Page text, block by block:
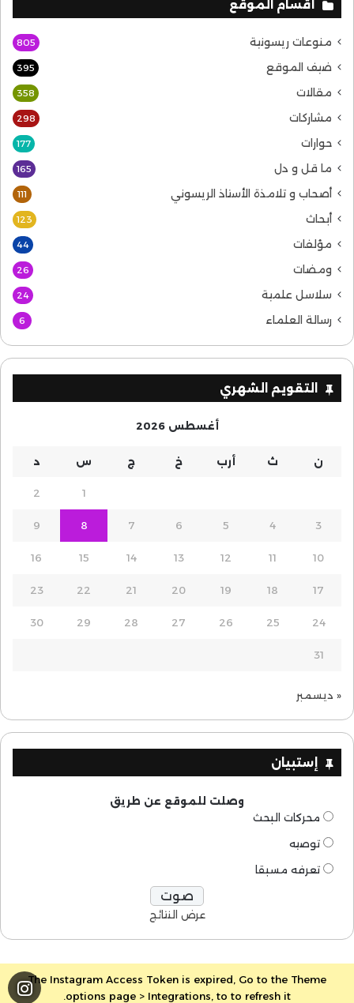
أقسام الموقع
منوعات ريسونية 805
ضيف الموقع 395
مقالات 358
مشاركات 298
حوارات 177
ما قل و دل 165
أصحاب و تلامذة الأستاذ الريسوني 111
أبحاث 123
مؤلفات 44
ومضات 26
سلاسل علمية 24
رسالة العلماء 6
التقويم الشهري
أغسطس 2026
ن ث أرب خ ج س د
1
2
3
4
5
6
7
8
9
10
11
12
13
14
15
16
17
18
19
20
21
22
23
24
25
26
27
28
29
30
31
« ديسمبر
إستبيان
وصلت للموقع عن طريق
محركات البحث
توصيه
تعرفه مسبقا
عرض النتائج
The Instagram Access Token is expired, Go to the Theme
options page > Integrations, to to refresh it.